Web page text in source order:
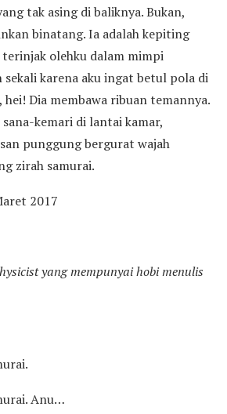
tak asing di baliknya. Bukan,
binatang. Ia adalah kepiting
olehku dalam mimpi
sekali karena aku ingat betul pola di
hei! Dia membawa ribuan temannya.
kemari di lantai kamar,
punggung bergurat wajah
zirah samurai.
2017
yang mempunyai hobi menulis
Anu…